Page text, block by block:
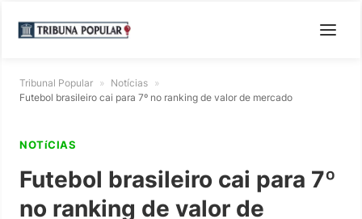
Tribunal Popular » Notícias »
Futebol brasileiro cai para 7º no ranking de valor de mercado
NOTíCIAS
Futebol brasileiro cai para 7º
no ranking de valor de